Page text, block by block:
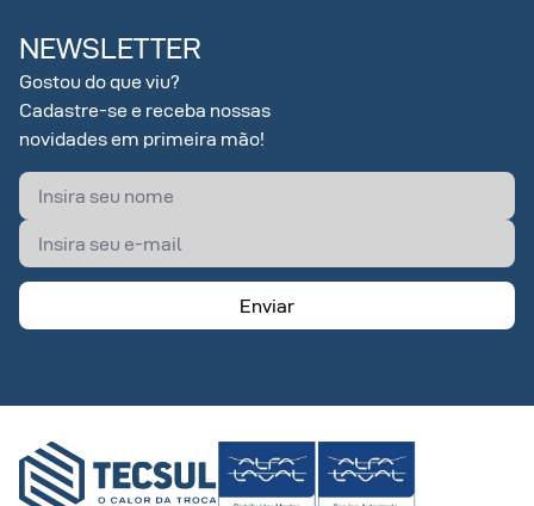
NEWSLETTER
Gostou do que viu?
Cadastre-se e receba nossas
novidades em primeira mão!
Enviar